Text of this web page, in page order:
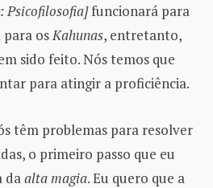
Psicofilosofia]funcionará para
para osKahunas, entretanto,
sido feito. Nós temos que
para atingir a proficiência.
têm problemas para resolver
o primeiro passo que eu
daalta magia. Eu quero que a